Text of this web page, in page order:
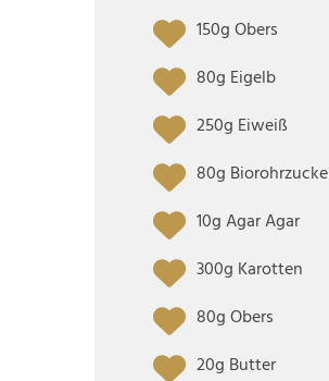
150g Obers
80g Eigelb
250g Eiweiß
80g
10g Agar Agar
300g Karotten
80g Obers
20g Butter